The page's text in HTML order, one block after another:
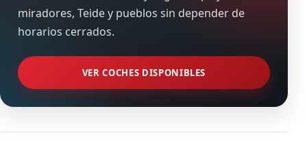
miradores, Teide y pueblos sin depender de
horarios cerrados.
VER COCHES DISPONIBLES